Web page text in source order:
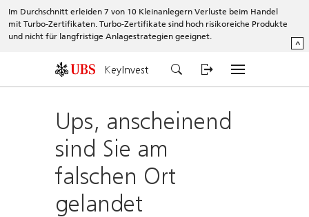
Im Durchschnitt erleiden 7 von 10 Kleinanlegern Verluste beim Handel
mit Turbo-Zertifikaten. Turbo-Zertifikate sind hoch risikoreiche Produkte
und nicht für langfristige Anlagestrategien geeignet.
^
KeyInvest
Ups, anscheinend
sind Sie am
falschen Ort
gelandet